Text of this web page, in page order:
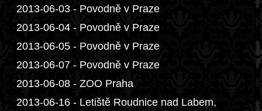
2013-06-03 - Povodně v Praze
2013-06-04 - Povodně v Praze
2013-06-05 - Povodně v Praze
2013-06-07 - Povodně v Praze
2013-06-08 - ZOO Praha
2013-06-16 - Letiště Roudnice nad Labem,